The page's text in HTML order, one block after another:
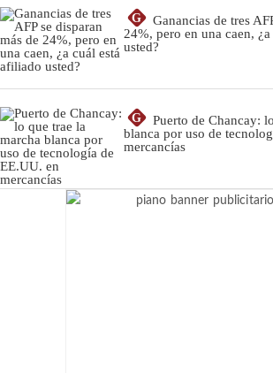
G
Ganancias de tres
24%, pero en una caen,
usted?
G
Puerto de Chancay:
blanca por uso de
mercancías